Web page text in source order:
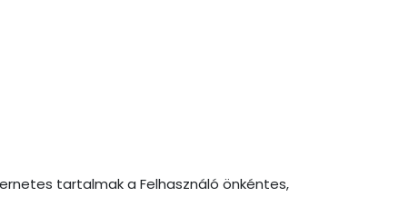
tartalmak a Felhasználó önkéntes,